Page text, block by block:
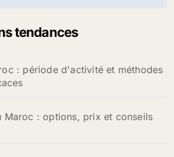
tendances
: période d'activité et méthodes
Maroc : options, prix et conseils